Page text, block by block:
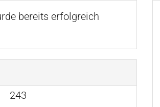
bereits erfolgreich
243